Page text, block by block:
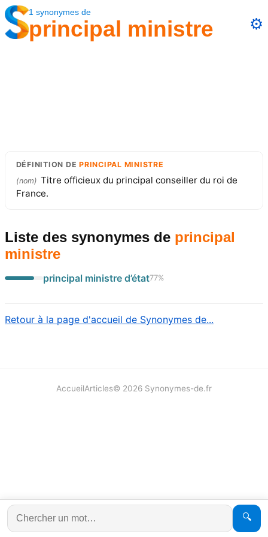
1 synonymes de
principal ministre ⚙️
DÉFINITION DEPRINCIPAL MINISTRE
(nom) Titre officieux du principal conseiller du roi de
France.
Liste des synonymes de principal
ministre
principal ministre d’état77%
Retour à la page d'accueil de Synonymes de...
🔍
AccueilArticles© 2026 Synonymes-de.fr